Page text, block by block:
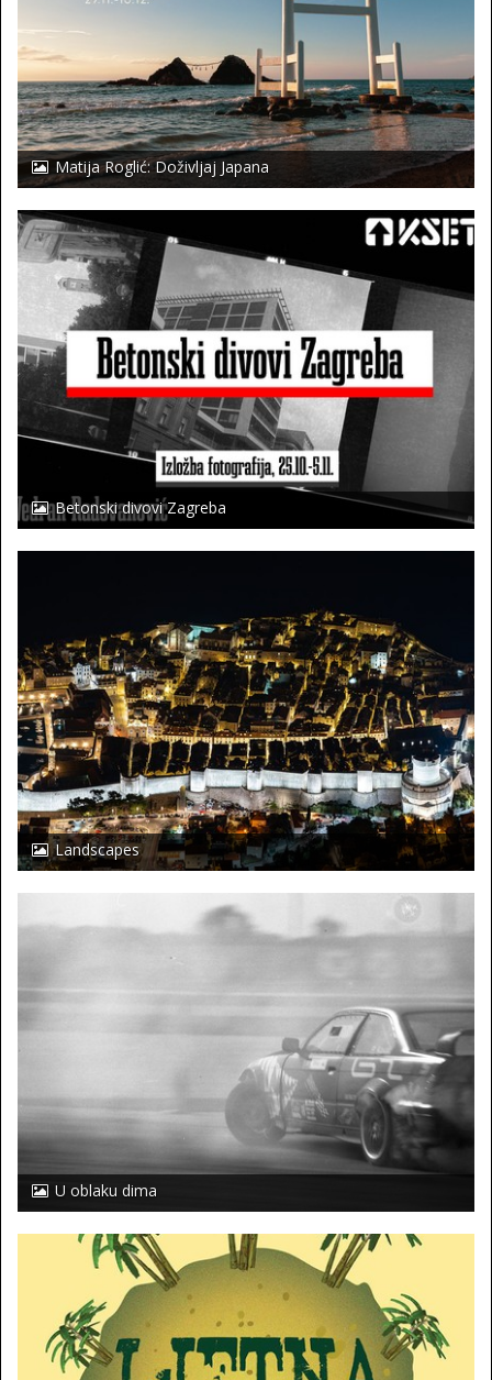
Matija Roglić: Doživljaj Japana
Betonski divovi Zagreba
Landscapes
U oblaku dima